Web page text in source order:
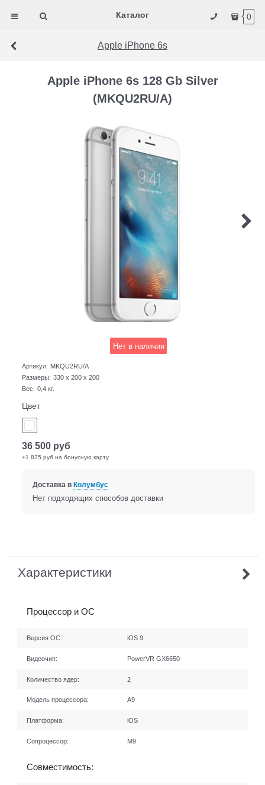
Каталог 0
Apple iPhone 6s
Apple iPhone 6s 128 Gb Silver
(MKQU2RU/A)
Нет в наличии
Артикул: MKQU2RU/A
Размеры: 330 x 200 x 200
Вес: 0,4 кг.
Цвет
36 500 руб
+1 825 руб на бонусную карту
Доставка в Колумбус
Нет подходящих способов доставки
Характеристики
Процессор и ОС
Версия ОС: iOS 9
Видеочип: PowerVR GX6650
Количество ядер: 2
Модель процессора: A9
Платформа: iOS
Сопроцессор: М9
Совместимость: